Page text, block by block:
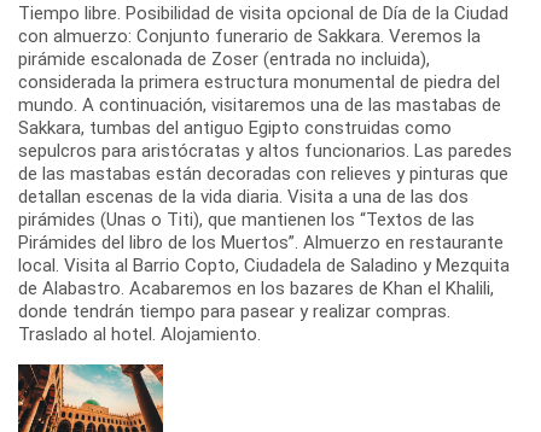
Tiempo libre. Posibilidad de visita opcional de Día de la Ciudad
con almuerzo: Conjunto funerario de Sakkara. Veremos la
pirámide escalonada de Zoser (entrada no incluida),
considerada la primera estructura monumental de piedra del
mundo. A continuación, visitaremos una de las mastabas de
Sakkara, tumbas del antiguo Egipto construidas como
sepulcros para aristócratas y altos funcionarios. Las paredes
de las mastabas están decoradas con relieves y pinturas que
detallan escenas de la vida diaria. Visita a una de las dos
pirámides (Unas o Titi), que mantienen los “Textos de las
Pirámides del libro de los Muertos”. Almuerzo en restaurante
local. Visita al Barrio Copto, Ciudadela de Saladino y Mezquita
de Alabastro. Acabaremos en los bazares de Khan el Khalili,
donde tendrán tiempo para pasear y realizar compras.
Traslado al hotel. Alojamiento.